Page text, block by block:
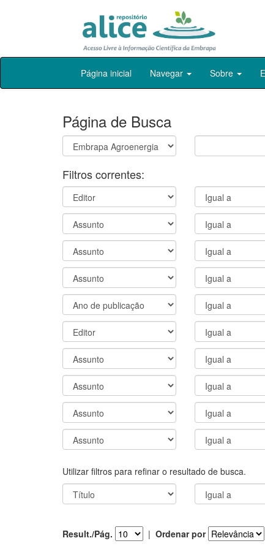
Skip
Página inicial Navegar Sobre
Página de Busca
Filtros correntes:
Utilizar filtros para refinar o resultado de busca.
Result./Pág. | Ordenar por